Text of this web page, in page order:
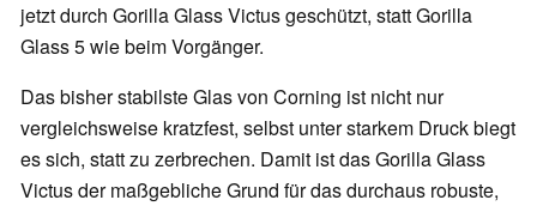
jetzt durch Gorilla Glass Victus geschützt, statt Gorilla
Glass 5 wie beim Vorgänger.
Das bisher stabilste Glas von Corning ist nicht nur
vergleichsweise kratzfest, selbst unter starkem Druck biegt
es sich, statt zu zerbrechen. Damit ist das Gorilla Glass
Victus der maßgebliche Grund für das durchaus robuste,